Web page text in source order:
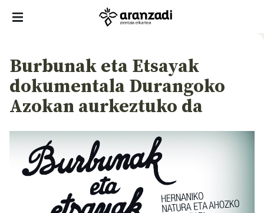
Burbunak eta Etsayak
dokumentala Durangoko
Azokan aurkeztuko da